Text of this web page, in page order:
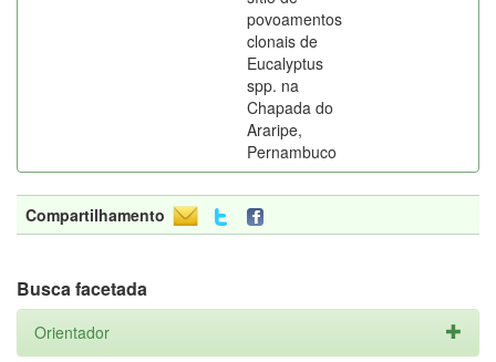
povoamentos
clonais de
Eucalyptus
spp. na
Chapada do
Araripe,
Pernambuco
Compartilhamento
Busca facetada
Orientador